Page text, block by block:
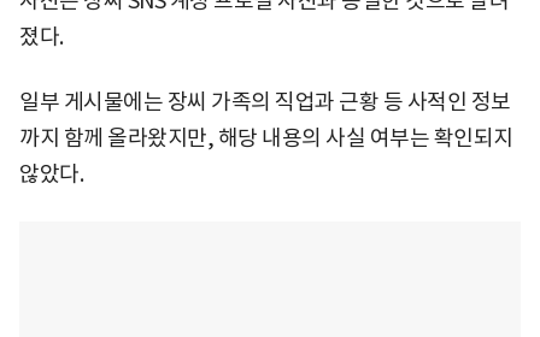
졌다.
일부 게시물에는 장씨 가족의 직업과 근황 등 사적인 정보
까지 함께 올라왔지만, 해당 내용의 사실 여부는 확인되지
않았다.